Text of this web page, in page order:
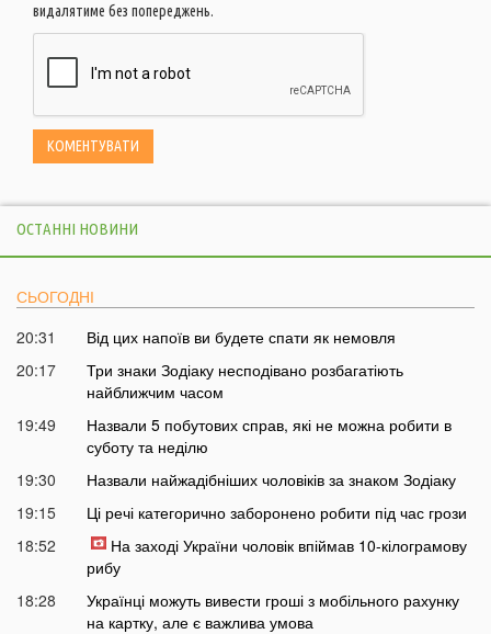
видалятиме без попереджень.
ОСТАННІ НОВИНИ
СЬОГОДНІ
20:31
Від цих напоїв ви будете спати як немовля
20:17
Три знаки Зодіаку несподівано розбагатіють
найближчим часом
19:49
Назвали 5 побутових справ, які не можна робити в
суботу та неділю
19:30
Назвали найжадібніших чоловіків за знаком Зодіаку
19:15
Ці речі категорично заборонено робити під час грози
18:52
На заході України чоловік впіймав 10-кілограмову
рибу
18:28
Українці можуть вивести гроші з мобільного рахунку
на картку, але є важлива умова